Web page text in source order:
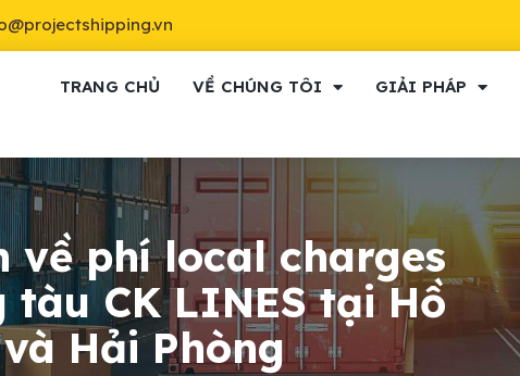
TRANG CHỦ VỀ CHÚNG TÔI GIẢI PHÁP
về phí local charges
tàu CK LINES tại Hồ
Hải Phòng